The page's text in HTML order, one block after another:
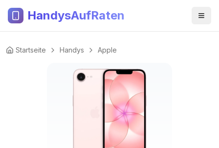
HandysAufRaten
Startseite Handys Apple